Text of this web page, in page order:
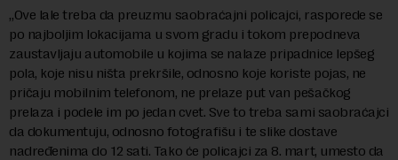
„Ove lale treba da preuzmu saobraćajni policajci, rasporede se
po najboljim lokacijama u svom gradu i tokom prepodneva
zaustavljaju automobile u kojima se nalaze pripadnice lepšeg
pola, koje nisu ništa prekršile, odnosno koje koriste pojas, ne
pričaju mobilnim telefonom, ne prelaze put van pešačkog
prelaza i podele im po jedan cvet. Sve to treba sami saobraćajci
da dokumentuju, odnosno fotografišu i te slike dostave
nadređenima do 12 sati. Tako će policajci za 8. mart, umesto da